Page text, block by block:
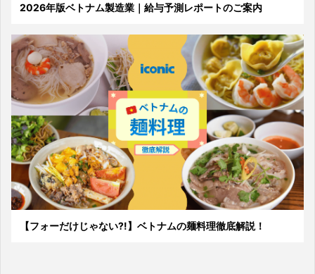
2026年版ベトナム製造業｜給与予測レポートのご案内
【フォーだけじゃない?!】ベトナムの麺料理徹底解説！